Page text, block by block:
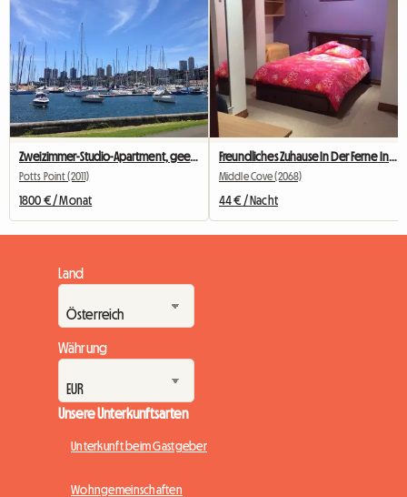
Zweizimmer-Studio-Apartment, geeignet für bis zu 3 Studenten
Potts Point (2011)
1800 € / Monat
Middle Cove (2068)
44 € / Nacht
Land
Währung
Unsere Unterkunftsarten
Unterkunft beim Gastgeber
Wohngemeinschaften